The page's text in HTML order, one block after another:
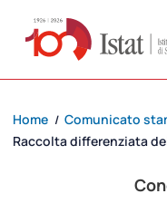
Home / Comunicato
Raccolta differenziata